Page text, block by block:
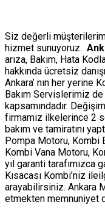
Siz değerli
hizmet sunuyoruz.
arıza, Bakım, Hata
hakkında ücretsiz
Ankara’ nın her yerine
Bakım Servislerimiz
kapsamındadır.
firmamız ilkelerince 2
bakım ve tamiratını
Pompa Motoru, Kombi
Kombi Vana Motoru,
yıl garanti tarafımızca
Kısacası Kombi’niz
arayabilirsiniz. Ankara
etmekten memnuniyet